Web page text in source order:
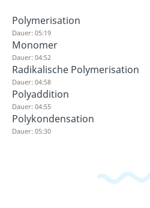
Polymerisation
Dauer: 05:19
Monomer
Dauer: 04:52
Radikalische Polymerisation
Dauer: 04:58
Polyaddition
Dauer: 04:55
Polykondensation
Dauer: 05:30